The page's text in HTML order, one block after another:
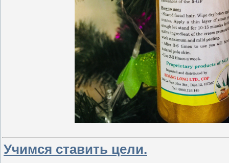
Учимся ставить цели.